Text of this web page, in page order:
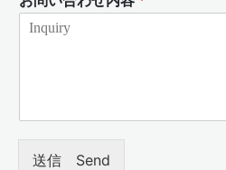
送信 Send